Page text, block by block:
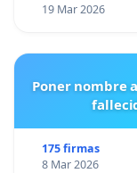
19 Mar 2026
Poner nombre
175 firmas
8 Mar 2026